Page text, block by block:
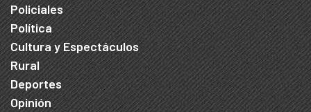
Policiales
Política
Cultura y Espectáculos
Rural
Deportes
Opinión